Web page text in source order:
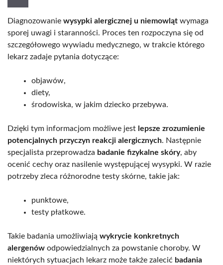
Diagnozowanie wysypki alergicznej u niemowląt wymaga
sporej uwagi i staranności. Proces ten rozpoczyna się od
szczegółowego wywiadu medycznego, w trakcie którego
lekarz zadaje pytania dotyczące:
objawów,
diety,
środowiska, w jakim dziecko przebywa.
Dzięki tym informacjom możliwe jest lepsze zrozumienie
potencjalnych przyczyn reakcji alergicznych. Następnie
specjalista przeprowadza badanie fizykalne skóry, aby
ocenić cechy oraz nasilenie występującej wysypki. W razie
potrzeby zleca różnorodne testy skórne, takie jak:
punktowe,
testy płatkowe.
Takie badania umożliwiają wykrycie konkretnych
alergenów odpowiedzialnych za powstanie choroby. W
niektórych sytuacjach lekarz może także zalecić badania